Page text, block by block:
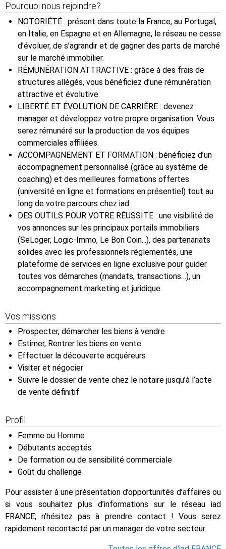
Pourquoi nous rejoindre?
NOTORIÉTÉ : présent dans toute la France, au Portugal,
en Italie, en Espagne et en Allemagne, le réseau ne cesse
d’évoluer, de s’agrandir et de gagner des parts de marché
sur le marché immobilier.
RÉMUNÉRATION ATTRACTIVE : grâce à des frais de
structures allégés, vous bénéficiez d’une rémunération
attractive et évolutive.
LIBERTÉ ET ÉVOLUTION DE CARRIÈRE : devenez
manager et développez votre propre organisation. Vous
serez rémunéré sur la production de vos équipes
commerciales affiliées.
ACCOMPAGNEMENT ET FORMATION : bénéficiez d’un
accompagnement personnalisé (grâce au système de
coaching) et des meilleures formations offertes
(université en ligne et formations en présentiel) tout au
long de votre parcours chez iad.
DES OUTILS POUR VOTRE RÉUSSITE : une visibilité de
vos annonces sur les principaux portails immobiliers
(SeLoger, Logic-Immo, Le Bon Coin...), des partenariats
solides avec les professionnels réglementés, une
plateforme de services en ligne exclusive pour guider
toutes vos démarches (mandats, transactions…), un
accompagnement marketing et juridique.
Vos missions
Prospecter, démarcher les biens à vendre
Estimer, Rentrer les biens en vente
Effectuer la découverte acquéreurs
Visiter et négocier
Suivre le dossier de vente chez le notaire jusqu’à l’acte
de vente définitif
Profil
Femme ou Homme
Débutants acceptés
De formation ou de sensibilité commerciale
Goût du challenge
Pour assister à une présentation d’opportunités d’affaires ou
si vous souhaitez plus d’informations sur le réseau iad
FRANCE, n’hésitez pas à prendre contact ! Vous serez
rapidement recontacté par un manager de votre secteur.